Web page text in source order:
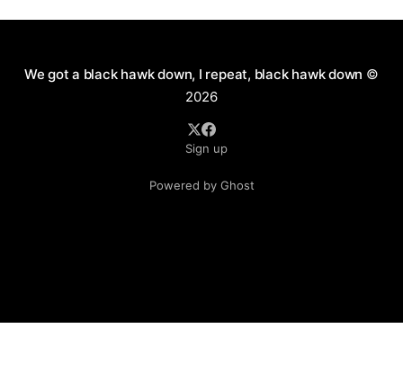
поводу разрешения пистолетов
We got a black hawk down, I repeat, black hawk down ©
2026
Sign up
Powered by Ghost